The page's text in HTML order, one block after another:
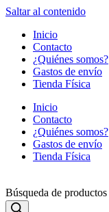
Saltar al contenido
Inicio
Contacto
¿Quiénes somos?
Gastos de envío
Tienda Física
Inicio
Contacto
¿Quiénes somos?
Gastos de envío
Tienda Física
Búsqueda de productos